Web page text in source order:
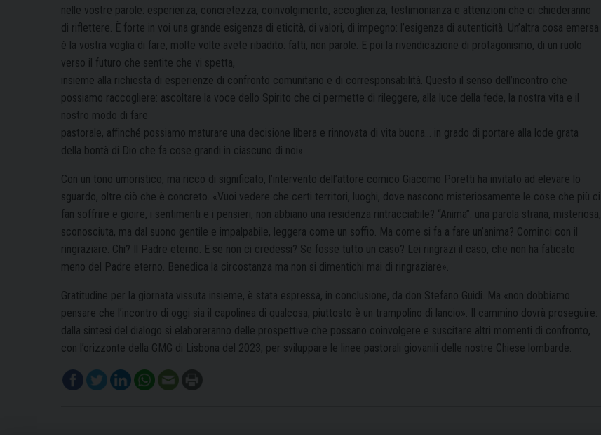
nelle vostre parole: esperienza, concretezza, coinvolgimento, accoglienza, testimonianza e attenzioni che ci chiederanno
di riflettere. È forte in voi una grande esigenza di eticità, di valori, di impegno: l’esigenza di autenticità. Un’altra cosa emersa
è la vostra voglia di fare, molte volte avete ribadito: fatti, non parole. E poi la rivendicazione di protagonismo, di un ruolo
verso il futuro che sentite che vi spetta,
insieme alla richiesta di esperienze di confronto comunitario e di corresponsabilità. Questo il senso dell’incontro che
possiamo raccogliere: ascoltare la voce dello Spirito che ci permette di rileggere, alla luce della fede, la nostra vita e il
nostro modo di fare
pastorale, affinché possiamo maturare una decisione libera e rinnovata di vita buona… in grado di portare alla lode grata
della bontà di Dio che fa cose grandi in ciascuno di noi».
Con un tono umoristico, ma ricco di significato, l’intervento dell’attore comico Giacomo Poretti ha invitato ad elevare lo
sguardo, oltre ciò che è concreto. «Vuoi vedere che certi territori, luoghi, dove nascono misteriosamente le cose che più ci
fan soffrire e gioire, i sentimenti e i pensieri, non abbiano una residenza rintracciabile? “Anima”: una parola strana, misteriosa,
sconosciuta, ma dal suono gentile e impalpabile, leggera come un soffio. Ma come si fa a fare un’anima? Cominci con il
ringraziare. Chi? Il Padre eterno. E se non ci credessi? Se fosse tutto un caso? Lei ringrazi il caso, che non ha faticato
meno del Padre eterno. Benedica la circostanza ma non si dimentichi mai di ringraziare».
Gratitudine per la giornata vissuta insieme, è stata espressa, in conclusione, da don Stefano Guidi. Ma «non dobbiamo
pensare che l’incontro di oggi sia il capolinea di qualcosa, piuttosto è un trampolino di lancio». Il cammino dovrà proseguire:
dalla sintesi del dialogo si elaboreranno delle prospettive che possano coinvolgere e suscitare altri momenti di confronto,
con l’orizzonte della GMG di Lisbona del 2023, per sviluppare le linee pastorali giovanili delle nostre Chiese lombarde.